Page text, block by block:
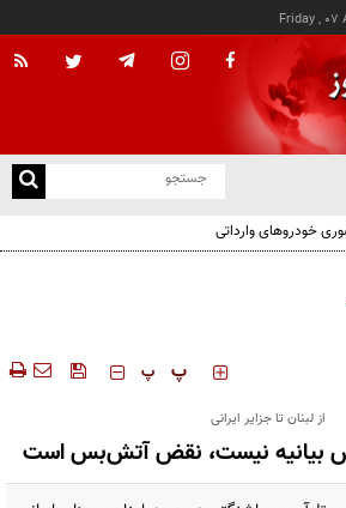
Friday , 07
‍‍‍ پ پ
از لبنان تا جزایر ایرانی
نیست، نقض آتش‌بس است